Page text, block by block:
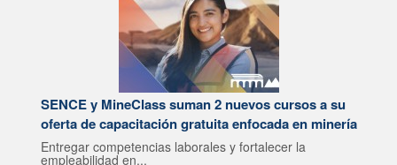
SENCE y MineClass suman 2 nuevos cursos a su
oferta de capacitación gratuita enfocada en minería
Entregar competencias laborales y fortalecer la
empleabilidad en...